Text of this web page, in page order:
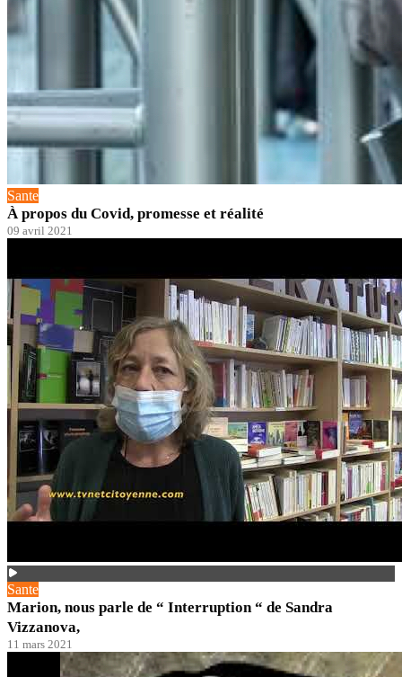
Sante
À propos du Covid, promesse et réalité
09 avril 2021
Sante
Marion, nous parle de “ Interruption “ de Sandra
Vizzanova,
11 mars 2021